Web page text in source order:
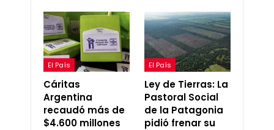
El País
Cáritas
Argentina
recaudó más de
$4.600 millones
El País
Ley de Tierras: La
Pastoral Social
de la Patagonia
pidió frenar su